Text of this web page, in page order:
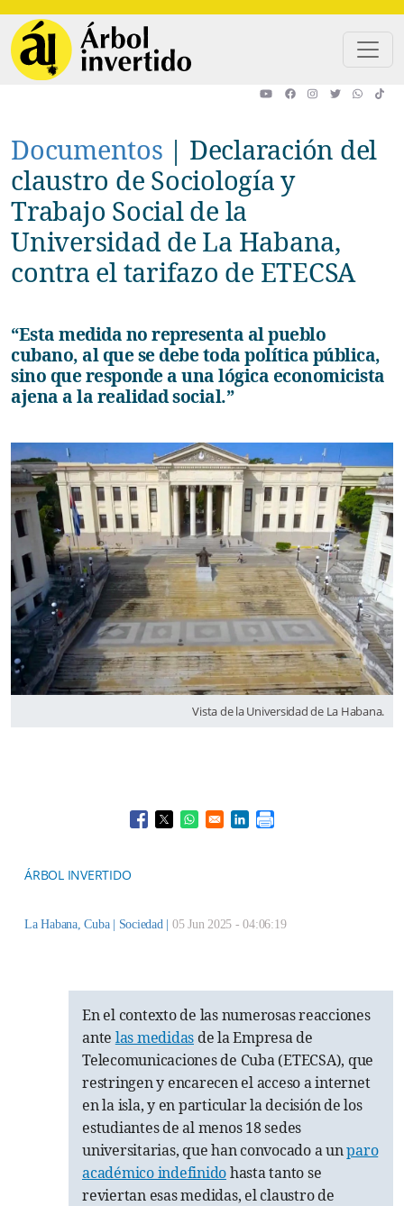
Documentos | Declaración del
claustro de Sociología y
Trabajo Social de la
Universidad de La Habana,
contra el tarifazo de ETECSA
“Esta medida no representa al pueblo
cubano, al que se debe toda política pública,
sino que responde a una lógica economicista
ajena a la realidad social.”
Vista de la Universidad de La Habana.
Opens in a new window
Opens in a new window
Opens in a new window
Opens in a new window
ÁRBOL INVERTIDO
La Habana, Cuba | Sociedad | 05 Jun 2025 - 04:06:19
En el contexto de las numerosas reacciones
ante las medidasde la Empresa de
Telecomunicaciones de Cuba (ETECSA), que
restringen y encarecen el acceso a internet
en la isla, y en particular la decisión de los
estudiantes de al menos 18 sedes
universitarias, que han convocado a unparo
académico indefinidohasta tanto se
reviertan esas medidas, el claustro de